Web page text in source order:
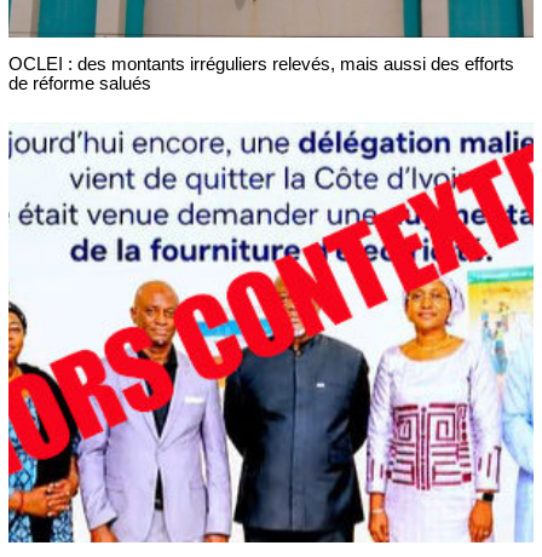
OCLEI : des montants irréguliers relevés, mais aussi des efforts
de réforme salués